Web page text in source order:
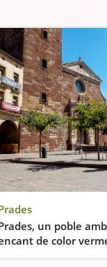
un poble amb
de color